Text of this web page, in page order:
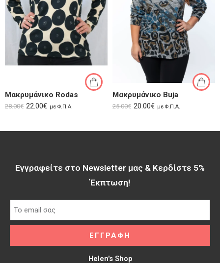
Μακρυμάνικο Rodas
28.00€ 22.00€ με Φ.Π.Α.
Μακρυμάνικο Buja
25.00€ 20.00€ με Φ.Π.Α.
Εγγραφείτε στο Newsletter μας & Κερδίστε 5%
Έκπτωση!​
ΕΓΓΡΑΦΗ
Helen's Shop